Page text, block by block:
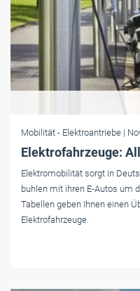
Mobilität - Elektroantriebe |
Elektrofahrzeuge:
Elektromobilität sorgt in
buhlen mit ihren E-Autos um
Tabellen geben Ihnen einen
Elektrofahrzeuge.